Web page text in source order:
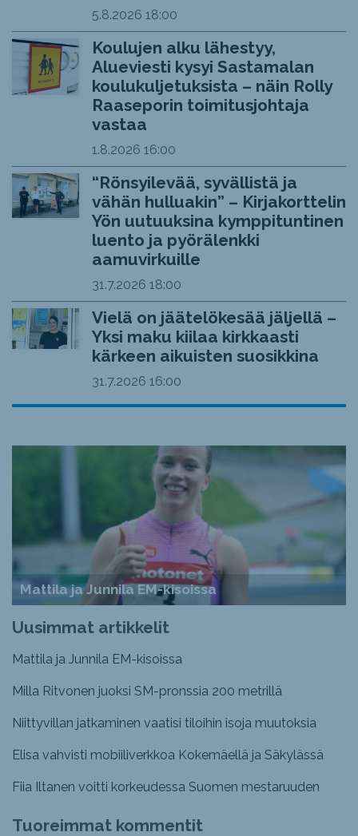
5.8.2026 18:00
Koulujen alku lähestyy,
Alueviesti kysyi Sastamalan
koulukuljetuksista – näin Rolly
Raaseporin toimitusjohtaja
vastaa
1.8.2026 16:00
“Rönsyilevää, syvällistä ja
vähän hulluakin” – Kirjakorttelin
Yön uutuuksina kymppituntinen
luento ja pyörälenkki
aamuvirkuille
31.7.2026 18:00
Vielä on jäätelökesää jäljellä –
Yksi maku kiilaa kirkkaasti
kärkeen aikuisten suosikkina
31.7.2026 16:00
Mattila ja Junnila EM-kisoissa
Uusimmat artikkelit
Mattila ja Junnila EM-kisoissa
Milla Ritvonen juoksi SM-pronssia 200 metrillä
Niittyvillan jatkaminen vaatisi tiloihin isoja muutoksia
Elisa vahvisti mobiiliverkkoa Kokemäellä ja Säkylässä
Fiia Iltanen voitti korkeudessa Suomen mestaruuden
Tuoreimmat kommentit